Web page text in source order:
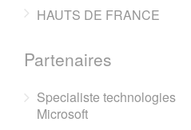
HAUTS DE FRANCE
Partenaires
Specialiste technologies
Microsoft